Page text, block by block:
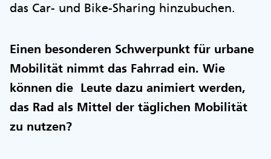
das Car- und Bike-Sharing hinzubuchen.
Einen besonderen Schwerpunkt für urbane
Mobilität nimmt das Fahrrad ein. Wie
können die Leute dazu animiert werden,
das Rad als Mittel der täglichen Mobilität
zu nutzen?